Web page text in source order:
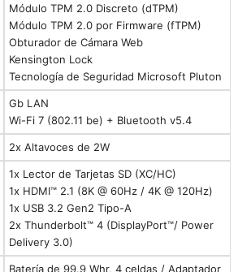
Módulo TPM 2.0 Discreto (dTPM)
Módulo TPM 2.0 por Firmware (fTPM)
Obturador de Cámara Web
Kensington Lock
Tecnología de Seguridad Microsoft Pluton
Gb LAN
Wi-Fi 7 (802.11 be) + Bluetooth v5.4
2x Altavoces de 2W
1x Lector de Tarjetas SD (XC/HC)
1x HDMI™ 2.1 (8K @ 60Hz / 4K @ 120Hz)
1x USB 3.2 Gen2 Tipo-A
2x Thunderbolt™ 4 (DisplayPort™/ Power
Delivery 3.0)
Batería de 99.9 Whr, 4 celdas / Adaptador